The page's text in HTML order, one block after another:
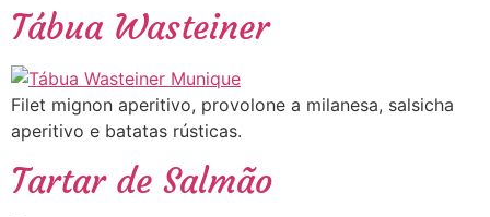
Tábua Wasteiner
Filet mignon aperitivo, provolone a milanesa, salsicha
aperitivo e batatas rústicas.
Tartar de Salmão